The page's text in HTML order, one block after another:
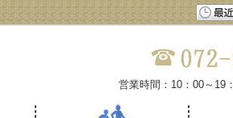
営業時間：10：00～19